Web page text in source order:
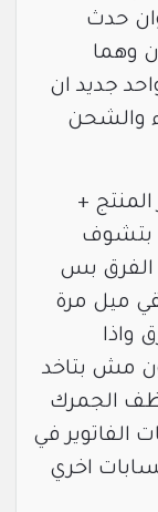
حدث
وهما
جديد ان
والشحن
+
بتشوف
الفرق بس
ميل مرة
واذا
مش بتاخد
الجمرك
الفاتوير في
اخري